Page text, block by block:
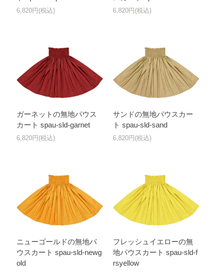
6,820円(税込) 6,820円(税込)
ガーネットの無地パウス
カート spau-sld-garnet
6,820円(税込)
サンドの無地パウスカー
ト spau-sld-sand
6,820円(税込)
ニューゴールドの無地パ
ウスカート spau-sld-newg
old
フレッシュイエローの無
地パウスカート spau-sld-f
rsyellow